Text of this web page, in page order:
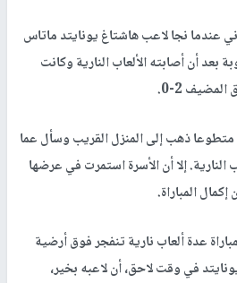
عندما نجا لاعب هاشتاغ يونايتد ماتاس
أن أصابته الألعاب النارية وكانت
2-0.
ذهب إلى المنزل القريب وسأل عما
النارية. إلا أن الأسرة استمرت في عرضها
المباراة.
عدة ألعاب نارية تنفجر فوق أرضية
في وقت لاحق، أن لاعبه بخير،